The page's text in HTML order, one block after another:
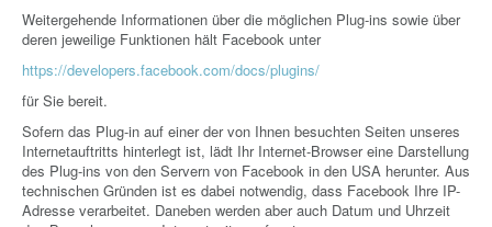
Weitergehende Informationen über die möglichen Plug-ins sowie über
deren jeweilige Funktionen hält Facebook unter
https://developers.facebook.com/docs/plugins/
für Sie bereit.
Sofern das Plug-in auf einer der von Ihnen besuchten Seiten unseres
Internetauftritts hinterlegt ist, lädt Ihr Internet-Browser eine Darstellung
des Plug-ins von den Servern von Facebook in den USA herunter. Aus
technischen Gründen ist es dabei notwendig, dass Facebook Ihre IP-
Adresse verarbeitet. Daneben werden aber auch Datum und Uhrzeit